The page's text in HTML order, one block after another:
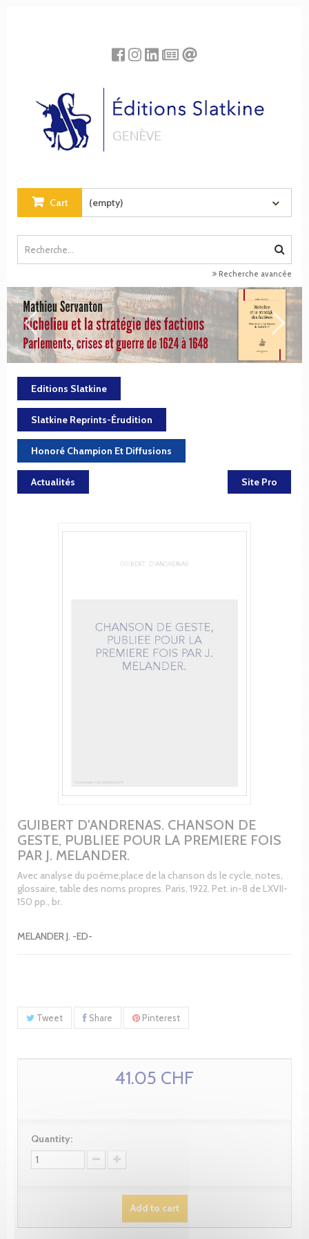
Cart (empty)
Recherche avancée
Editions Slatkine
Slatkine Reprints-Érudition
Honoré Champion Et Diffusions
Actualités Site Pro
GUIBERT D'ANDRENAS. CHANSON DE
GESTE, PUBLIEE POUR LA PREMIERE FOIS
PAR J. MELANDER.
Avec analyse du poéme,place de la chanson ds le cycle, notes,
glossaire, table des noms propres. Paris, 1922. Pet. in-8 de LXVII-
150 pp., br.
MELANDER J. -ED-
Tweet Share Pinterest
41.05 CHF
Quantity:
Add to cart